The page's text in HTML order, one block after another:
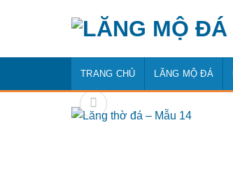
dung
TRANG CHỦ LĂNG MỘ ĐÁ